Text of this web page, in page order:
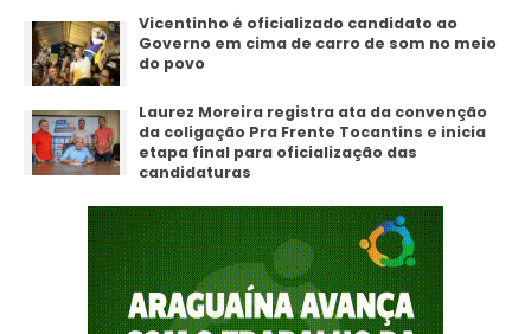
Vicentinho é oficializado candidato ao
Governo em cima de carro de som no meio
do povo
Laurez Moreira registra ata da convenção
da coligação Pra Frente Tocantins e inicia
etapa final para oficialização das
candidaturas